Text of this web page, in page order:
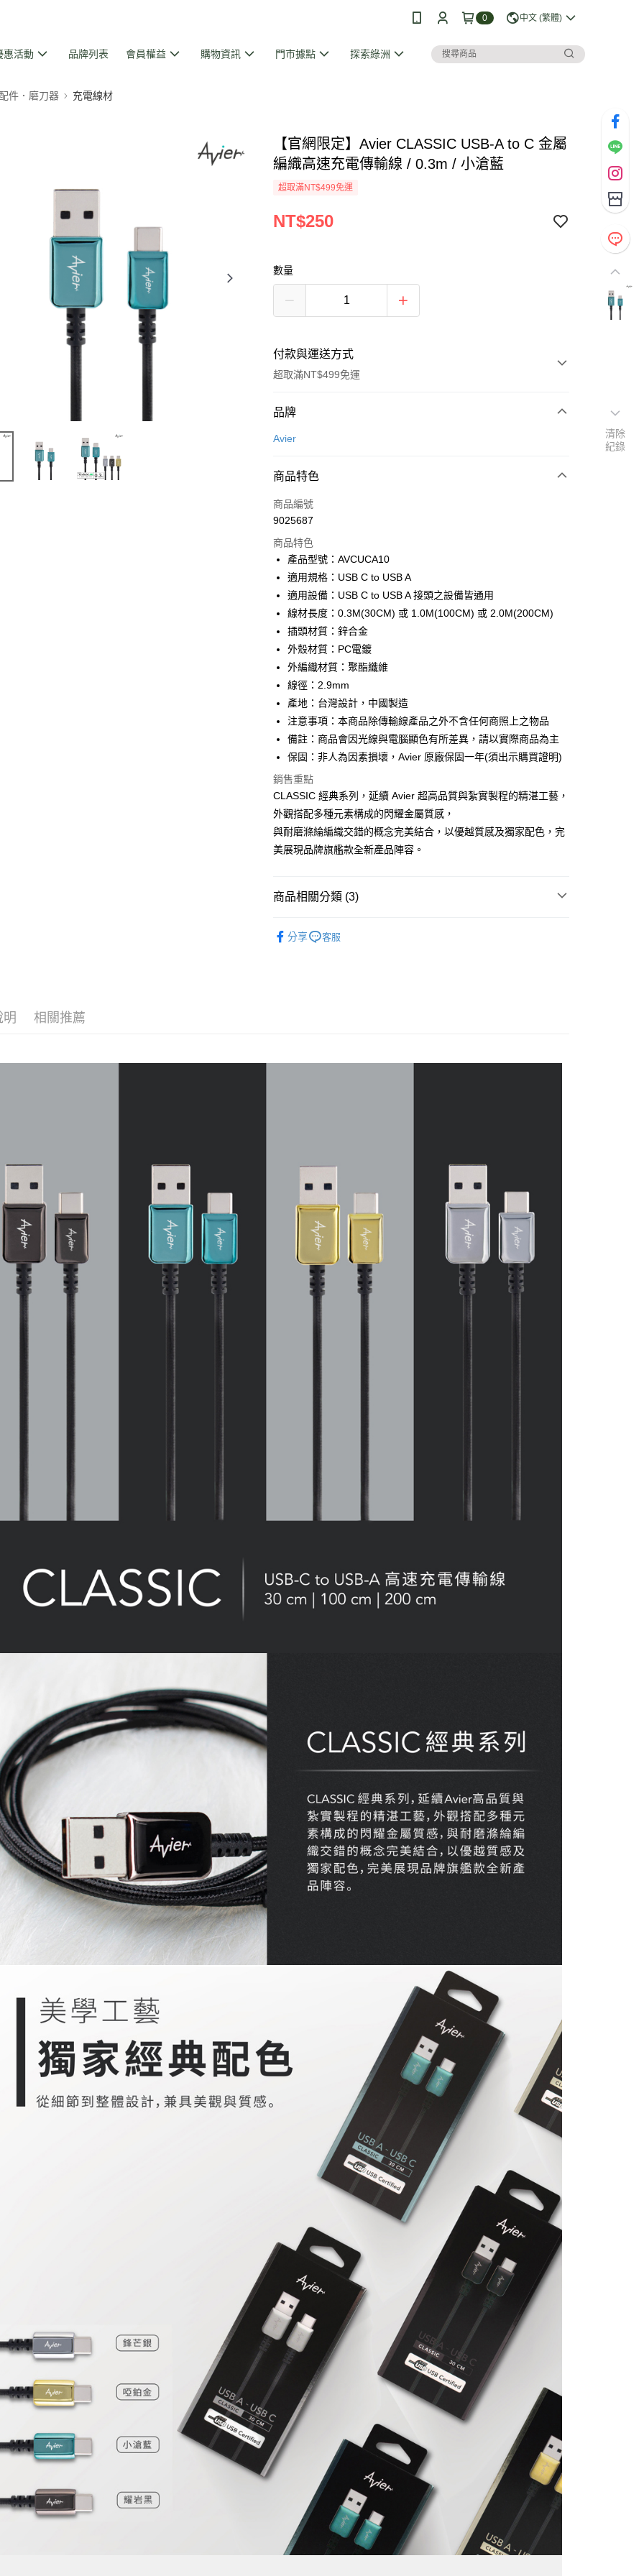
0 中文 (繁體)
惠活動 品牌列表 會員權益 購物資訊 門市據點 探索綠洲
件．磨刀器 充電線材
【官網限定】Avier CLASSIC USB-A to C 金屬
編織高速充電傳輸線 / 0.3m / 小滄藍
超取滿NT$499免運
NT$250
數量
付款與運送方式
超取滿NT$499免運
付款方式
信用卡一次付款
Apple Pay
街口支付
悠遊付
Google Pay
全盈+PAY
大哥付你分期
相關說明
【大哥付你分期使用說明】
2.付款方式選擇「大哥付你分期」，訂單成立後會自動跳轉到大哥付的交易
流程，驗證手機門號後，選擇欲分期的期數、繳款截止日，確認付款後即
完成交易。
3.實際核准額度、可分期數及費用金額請依後續交易確認頁面所載為準。
4.訂單成立30分鐘內，如未前往確認交易或遇審核未通過，訂單將自動取
消。如遇「轉專審核」未通過狀況，表示未達大哥付你分期系統評分，恕
無法說明評估內容。
【繳款方式說明】
1.分期款項不併入電信帳單，「大哥付你分期」於每月結算日後寄送繳費提
2.透過簡訊連結打開帳單後，可選擇「超商條碼／台灣大直營門市／銀行轉
帳／街口支付／iPASS MONEY」等通路繳費。
1.本服務係由「台灣大哥大股份有限公司」（以下簡稱本公司）所提供，讓
用戶於交易時，得透過本服務購買商品或服務，並由商店將買賣／分期付
資料（包含姓名、電話或地址）提供予台灣大哥大進項蒐集、處理及利
AFTEE先享後付
相關說明
【關於「AFTEE先享後付」】
AFTEE先享後付是「在收到商品之後才付款」的支付方式。 讓您購物簡單
１．簡單：不需註冊會員、不需綁卡、不需儲值。
２．便利：只要手機號碼，簡訊認證，即可結帳。
【「AFTEE先享後付」結帳流程】
１．於結帳方式選擇「AFTEE先享後付」後，將跳轉至「AFTEE先享後
付」結帳頁面，進行簡訊認證並確認金額後，即可完成結帳。
２．訂單成立數日內，您將收到繳費通知簡訊。
※ 請注意：結帳手續完成當下不需立刻繳費，但若您需要取消訂單，請聯
絡購買商品的店家。未經商家同意取消之訂單仍視為有效，需透過AFTEE
※ 交易是否成功請以「AFTEE先享後付 」之結帳頁面顯示為準，若有關於
是否繳費成功／繳費後需取消欲退款等相關疑問，請聯繫「AFTEE先享後
ATM付款
運送方式
全家取貨付款
每筆NT$60，滿NT$499(含以上)免運費
7-11取貨付款
宅配
品牌
Avier
商品特色
商品編號
9025687
商品特色
產品型號：AVCUCA10
適用規格：USB C to USB A
適用設備：USB C to USB A 接頭之設備皆通用
線材長度：0.3M(30CM) 或 1.0M(100CM) 或 2.0M(200CM)
插頭材質：鋅合金
外殼材質：PC電鍍
外編織材質：聚酯纖維
線徑：2.9mm
產地：台灣設計，中國製造
注意事項：本商品除傳輸線產品之外不含任何商照上之物品
備註：商品會因光線與電腦顯色有所差異，請以實際商品為主
保固：非人為因素損壞，Avier 原廠保固一年(須出示購買證明)
銷售重點
CLASSIC 經典系列，延續 Avier 超高品質與紮實製程的精湛工藝，
外觀搭配多種元素構成的閃耀金屬質感，
與耐磨滌綸編織交錯的概念完美結合，以優越質感及獨家配色，完
美展現品牌旗艦款全新產品陣容。
商品相關分類 (3)
器
充電線材
分享 客服
明 相關推薦
清除
紀錄